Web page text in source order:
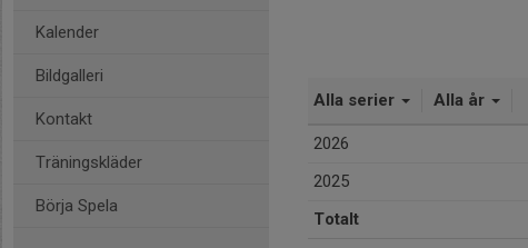
Kalender
Bildgalleri
Kontakt
Träningskläder
Börja Spela
Alla serier Alla år
2026
2025
Totalt